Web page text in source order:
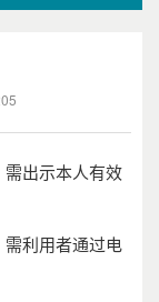
出示本人有效
利用者通过电